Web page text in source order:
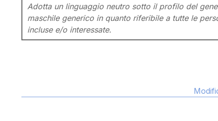
Adotta un linguaggio neutro sotto il profilo del
maschile generico in quanto riferibile a tutte le
incluse e/o interessate.